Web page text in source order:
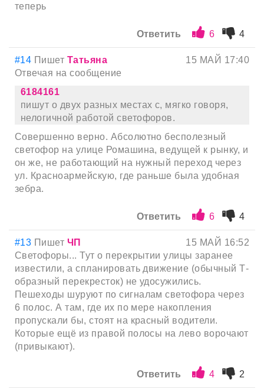
теперь
Ответить 6 4
#14 Пишет Татьяна
15 МАЙ 17:40
Отвечая на сообщение
6184161
пишут о двух разных местах с, мягко говоря,
нелогичной работой светофоров.
Совершенно верно. Абсолютно бесполезный
светофор на улице Ромашина, ведущей к рынку, и
он же, не работающий на нужный переход через
ул. Красноармейскую, где раньше была удобная
зебра.
Ответить 6 4
#13 Пишет ЧП
15 МАЙ 16:52
Светофоры... Тут о перекрытии улицы заранее
известили, а спланировать движение (обычный Т-
образный перекресток) не удосужились.
Пешеходы шуруют по сигналам светофора через
6 полос. А там, где их по мере накопления
пропускали бы, стоят на красный водители.
Которые ещё из правой полосы на лево ворочают
(привыкают).
Ответить 4 2